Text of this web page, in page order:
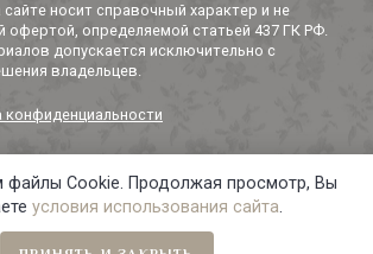
носит справочный характер и не
офертой, определяемой статьей 437 ГК РФ.
допускается исключительно с
владельцев.
конфиденциальности
Все права защищены.
файлы Cookie. Продолжая просмотр, Вы
условия использования сайта.